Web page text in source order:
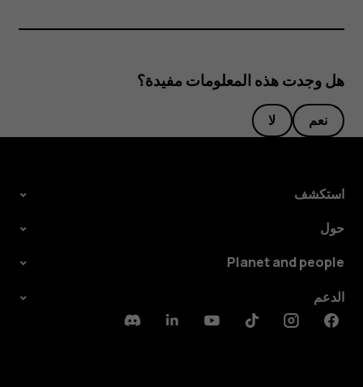
هل وجدت هذه المعلومات مفيدة؟
نعم لا
استكشف
حول
Planet and people
الدعم
Facebook
Instagram
Tiktok
Youtube
Linkedin
Discord